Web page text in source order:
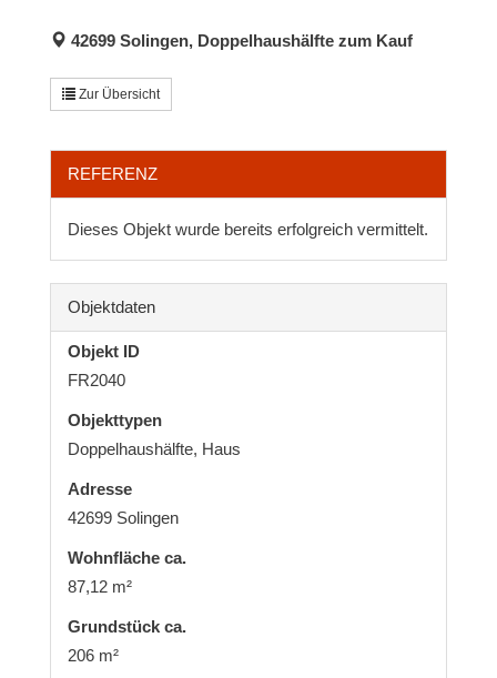
42699 Solingen, Doppelhaushälfte zum Kauf
Zur Übersicht
REFERENZ
Dieses Objekt wurde bereits erfolgreich vermittelt.
Objektdaten
Objekt ID
FR2040
Objekttypen
Doppelhaushälfte, Haus
Adresse
42699 Solingen
Wohnfläche ca.
87,12 m²
Grund­stück ca.
206 m²